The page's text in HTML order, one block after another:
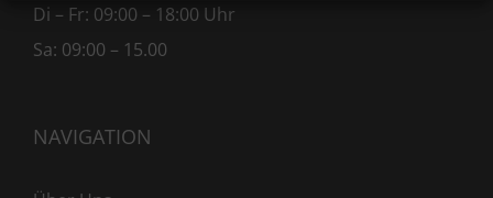
Di – Fr: 09:00 – 18:00 Uhr
Sa: 09:00 – 15.00
NAVIGATION